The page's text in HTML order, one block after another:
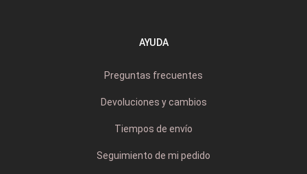
AYUDA
Preguntas frecuentes
Devoluciones y cambios
Tiempos de envío
Seguimiento de mi pedido